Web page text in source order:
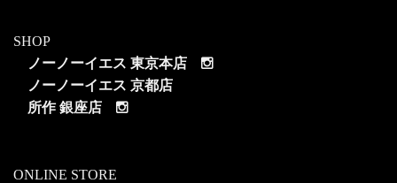
SHOP
ノーノーイエス 東京本店
ノーノーイエス 京都店
所作 銀座店
ONLINE STORE